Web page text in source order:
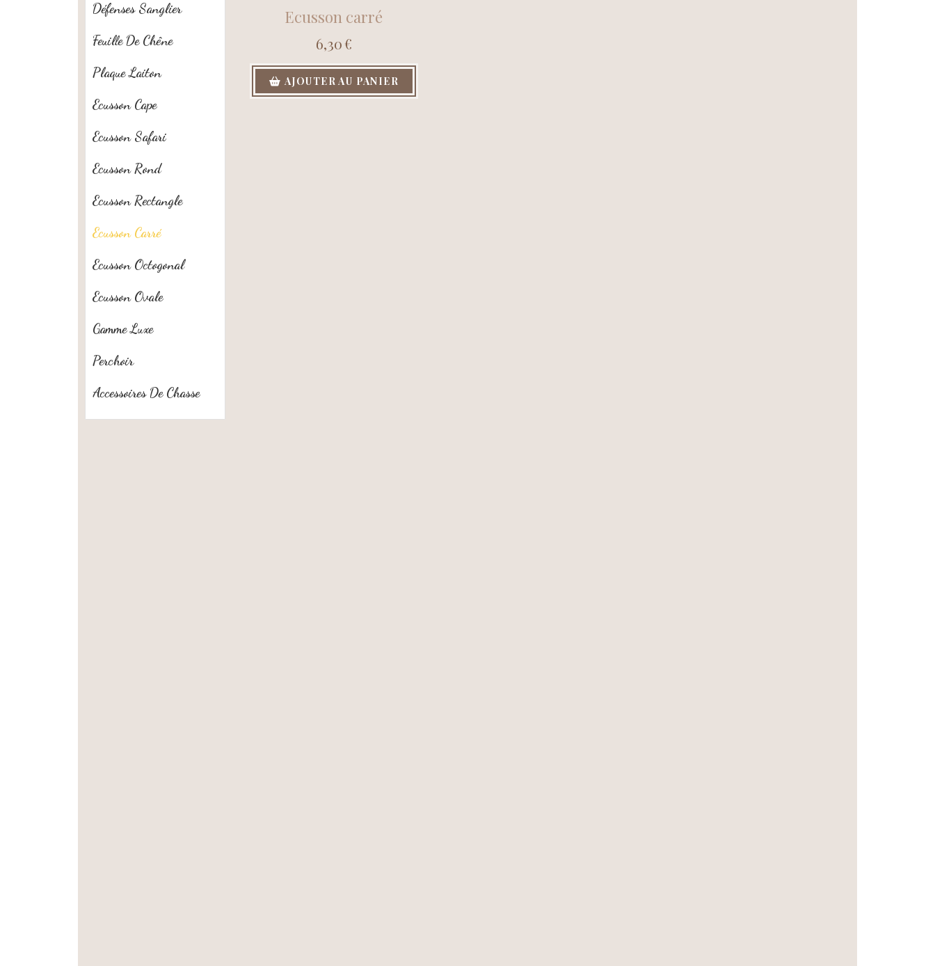
Défenses Sanglier
Feuille De Chêne
Plaque Laiton
Ecusson Cape
Ecusson Safari
Ecusson Rond
Ecusson Rectangle
Ecusson Carré
Ecusson Octogonal
Ecusson Ovale
Gamme Luxe
Perchoir
Accessoires De Chasse
Ecusson carré
6,30€
AJOUTER AU PANIER